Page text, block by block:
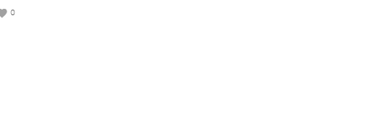
0